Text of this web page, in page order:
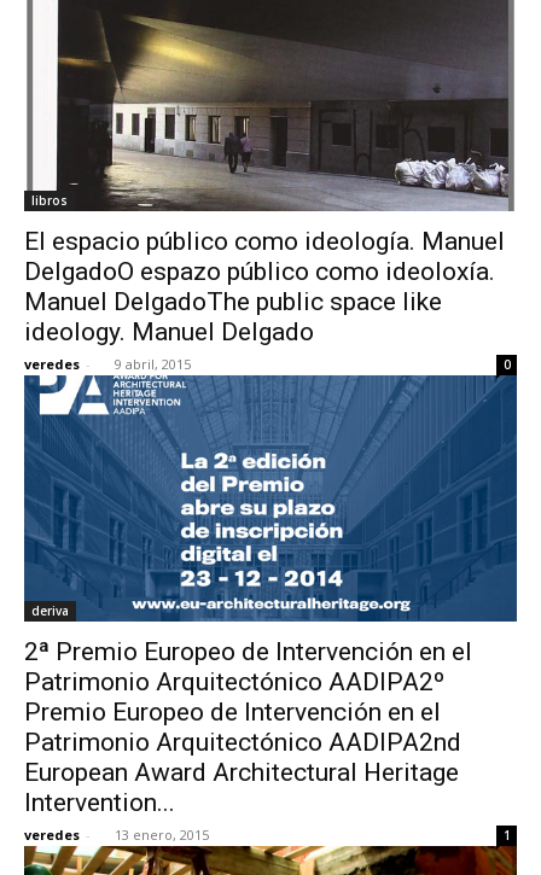
libros
El espacio público como ideología. Manuel
DelgadoO espazo público como ideoloxía.
Manuel DelgadoThe public space like
ideology. Manuel Delgado
veredes - 9 abril, 2015 0
deriva
2ª Premio Europeo de Intervención en el
Patrimonio Arquitectónico AADIPA2º
Premio Europeo de Intervención en el
Patrimonio Arquitectónico AADIPA2nd
European Award Architectural Heritage
Intervention...
veredes - 13 enero, 2015 1